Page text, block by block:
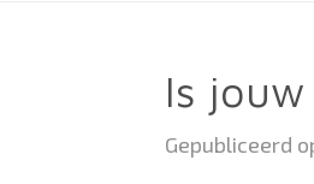
Is
Gepubliceerd